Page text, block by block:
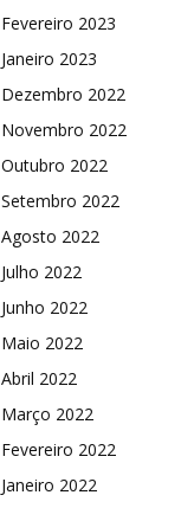
Fevereiro 2023
Janeiro 2023
Dezembro 2022
Novembro 2022
Outubro 2022
Setembro 2022
Agosto 2022
Julho 2022
Junho 2022
Maio 2022
Abril 2022
Março 2022
Fevereiro 2022
Janeiro 2022